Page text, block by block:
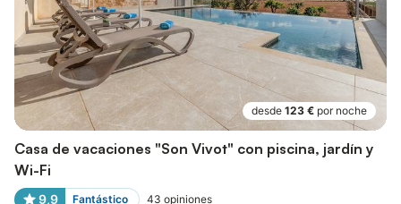
desde 123 € por noche
Casa de vacaciones "Son Vivot" con piscina, jardín y
Wi-Fi
9,9 Fantástico 43 opiniones